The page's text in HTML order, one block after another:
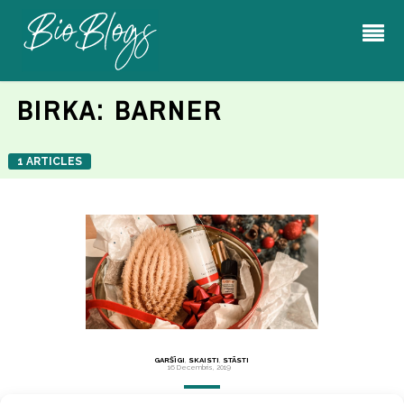
BIRKA: BARNER
1 ARTICLES
GARŠĪGI SKAISTI STĀSTI
16 Decembris, 2019